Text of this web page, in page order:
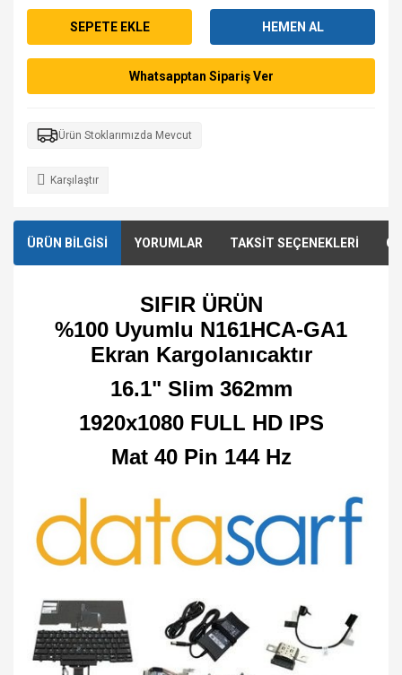
SEPETE EKLE HEMEN AL
Whatsapptan Sipariş Ver
Ürün Stoklarımızda Mevcut
Karşılaştır
ÜRÜN BİLGİSİ YORUMLAR TAKSİT SEÇENEKLERİ
SIFIR ÜRÜN
%100 Uyumlu N161HCA-GA1
Ekran Kargolanıcaktır
16.1" Slim 362mm
1920x1080 FULL HD IPS
Mat 40 Pin 144 Hz